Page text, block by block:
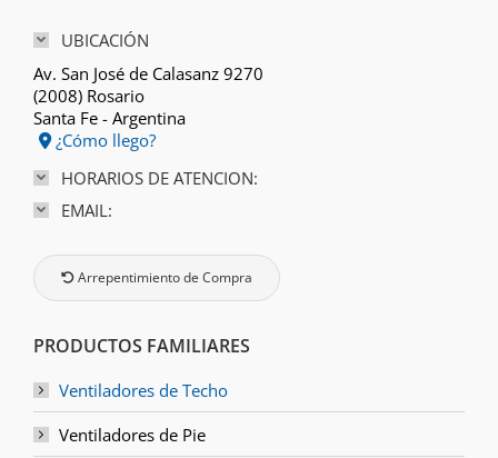
UBICACIÓN
Av. San José de Calasanz 9270
(2008) Rosario
Santa Fe - Argentina
¿Cómo llego?
HORARIOS DE ATENCION:
EMAIL:
Arrepentimiento de Compra
PRODUCTOS FAMILIARES
Ventiladores de Techo
Ventiladores de Pie